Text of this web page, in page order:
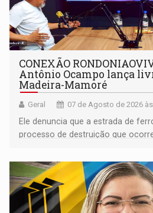
CONEXÃO
Antônio Ocampo lança
Madeira-Mamoré
Geral 07 de Agosto de 2026
Ele denuncia que a estrada de
processo de destruição que